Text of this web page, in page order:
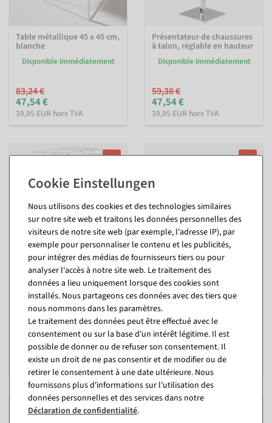
Table métallique 45 x 45 cm,
blanche
Disponible immédiatement
83,24 €
47,54 €
39,95 EUR hors TVA
Présentateur de chaussures
à talon, réglable en hauteur
Disponible immédiatement
59,38 €
47,54 €
39,95 EUR hors TVA
%
Présentoir anneau grillagé Ø
70 cm
Disponible immédiatement
141,61 €
à partir de 41,59 €
34,95 EUR hors TVA
%
Présentoir acryl.
"Hexagone" blanc 39 cm
intérieur & extérieur
Disponible immédiatement
17,79 €
9,46 €
7,95 EUR hors TVA
%
Nous utilisons des cookies et des technologies similaires
sur notre site web et traitons les données personnelles des
visiteurs de notre site web (par exemple, l'adresse IP), par
exemple pour personnaliser le contenu et les publicités,
pour intégrer des médias de fournisseurs tiers ou pour
analyser l'accès à notre site web. Le traitement des
données a lieu uniquement lorsque des cookies sont
installés. Nous partageons ces données avec des tiers que
nous nommons dans les paramètres.
Le traitement des données peut être effectué avec le
consentement ou sur la base d'un intérêt légitime. Il est
possible de donner ou de refuser son consentement. Il
existe un droit de ne pas consentir et de modifier ou de
retirer le consentement à une date ultérieure. Nous
fournissons plus d'informations sur l'utilisation des
données personnelles et des services dans notre
Déclaration de confidentialité.